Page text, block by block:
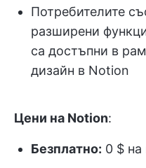
Потребителите
разширени
са достъпни в
дизайн в Notion
Цени на Notion:
Безплатно: 0 $ на